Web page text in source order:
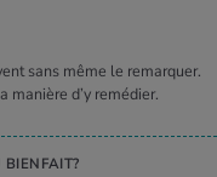
sans même le remarquer.
manière d’y remédier.